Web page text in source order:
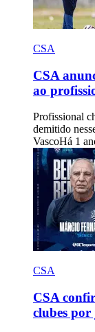
CSA
CSA
ao
Profissional
demitido
VascoHá 1
CSA
CSA
clubes por